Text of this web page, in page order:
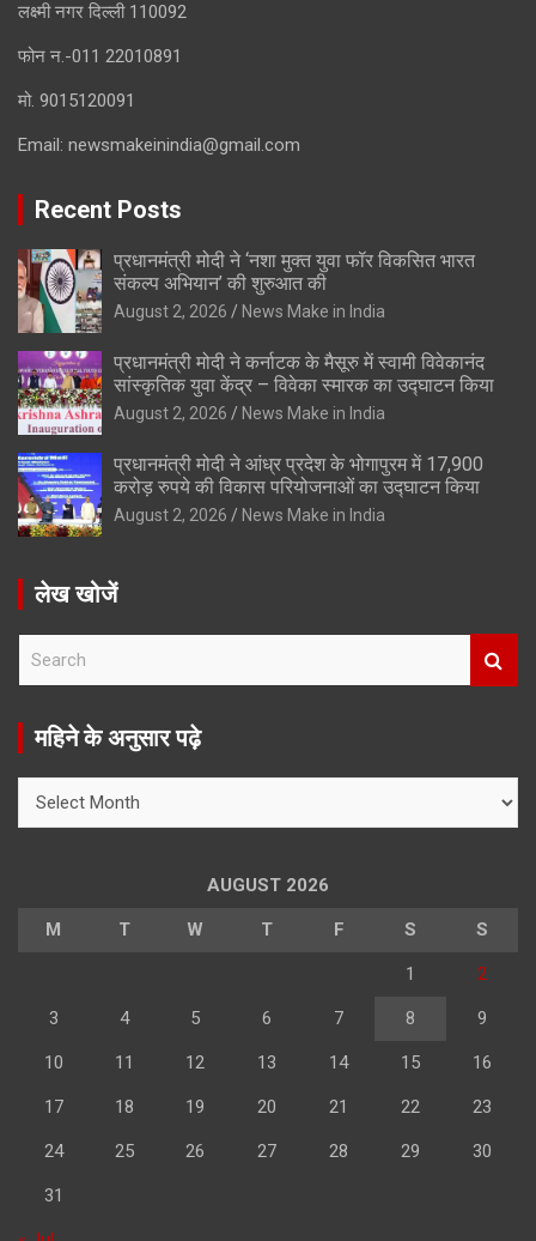
लक्ष्मी नगर दिल्ली 110092
फोन न.-011 22010891
मो. 9015120091
Email: newsmakeinindia@gmail.com
Recent Posts
प्रधानमंत्री मोदी ने ‘नशा मुक्त युवा फॉर विकसित भारत
संकल्प अभियान’ की शुरुआत की
August 2, 2026 News Make in India
प्रधानमंत्री मोदी ने कर्नाटक के मैसूरु में स्वामी विवेकानंद
सांस्कृतिक युवा केंद्र – विवेका स्मारक का उद्घाटन किया
August 2, 2026 News Make in India
प्रधानमंत्री मोदी ने आंध्र प्रदेश के भोगापुरम में 17,900
करोड़ रुपये की विकास परियोजनाओं का उद्घाटन किया
August 2, 2026 News Make in India
लेख खोजें
r
महिने के अनुसार पढ़े
AUGUST 2026
M T W T F S S
1 2
3 4 5 6 7 8 9
10 11 12 13 14 15 16
17 18 19 20 21 22 23
24 25 26 27 28 29 30
31